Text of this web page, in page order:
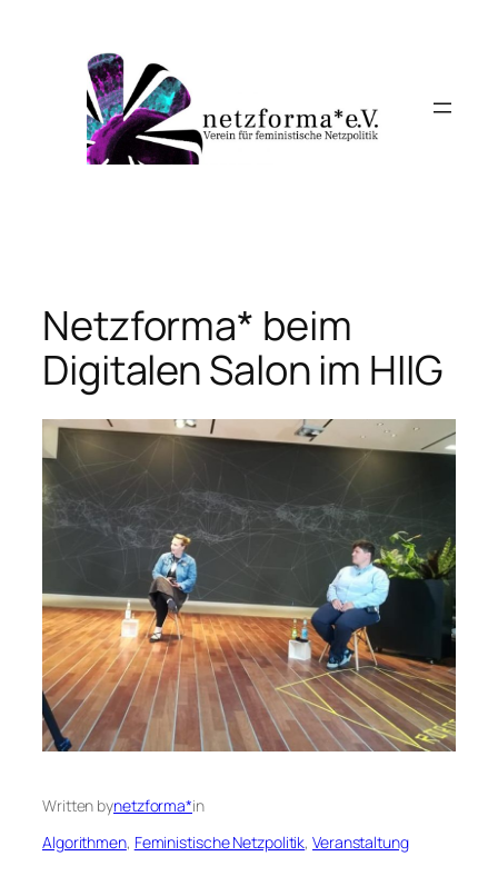
Netzforma* beim
Digitalen Salon im HIIG
Written bynetzforma*in
Algorithmen, Feministische Netzpolitik, Veranstaltung